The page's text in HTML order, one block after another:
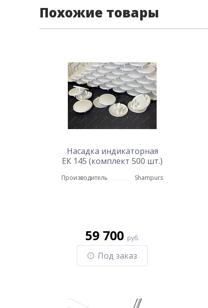
Похожие товары
Насадка индикаторная
ЕК 145 (комплект 500 шт.)
Производитель Shampurs
59 700 руб.
Под заказ